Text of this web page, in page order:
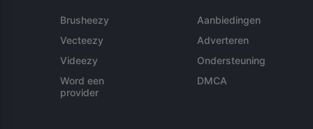
Brusheezy
Vecteezy
Videezy
Word een
provider
Aanbiedingen
Adverteren
Ondersteuning
DMCA